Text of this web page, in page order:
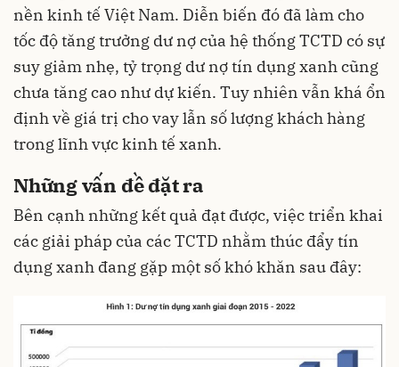
nền kinh tế Việt Nam. Diễn biến đó đã làm cho
tốc độ tăng trưởng dư nợ của hệ thống TCTD có sự
suy giảm nhẹ, tỷ trọng dư nợ tín dụng xanh cũng
chưa tăng cao như dự kiến. Tuy nhiên vẫn khá ổn
định về giá trị cho vay lẫn số lượng khách hàng
trong lĩnh vực kinh tế xanh.
Những vấn đề đặt ra
Bên cạnh những kết quả đạt được, việc triển khai
các giải pháp của các TCTD nhằm thúc đẩy tín
dụng xanh đang gặp một số khó khăn sau đây: